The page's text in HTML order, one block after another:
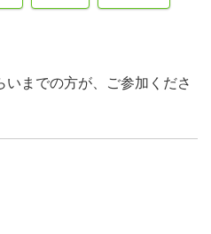
までの方が、ご参加くださ